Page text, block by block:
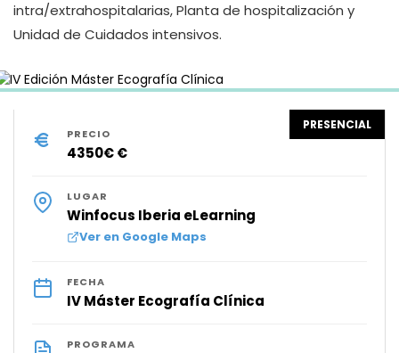
intra/extrahospitalarias, Planta de hospitalización y
Unidad de Cuidados intensivos.
PRESENCIAL
PRECIO
4350€ €
LUGAR
Winfocus Iberia eLearning
Ver en Google Maps
FECHA
IV Máster Ecografía Clínica
PROGRAMA